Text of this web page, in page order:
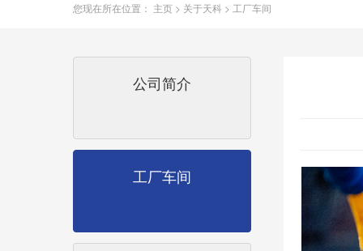
您现在所在位置： 主页 > 关于天科 > 工厂车间
公司简介
工厂车间